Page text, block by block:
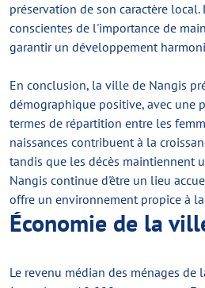
préservation de son caractère
conscientes de l'importance de
garantir un développement
En conclusion, la ville de Nangis
démographique positive, avec une
termes de répartition entre les
naissances contribuent à la
tandis que les décès maintiennent
Nangis continue d'être un lieu
offre un environnement propice à
Économie de la
Le revenu médian des ménages